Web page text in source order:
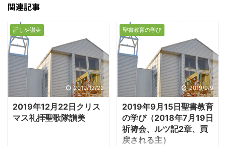
関連記事
証しや讃美
2019/12/22
2019年12月22日クリス
マス礼拝聖歌隊讃美
聖書教育の学び
2019/9/9
2019年9月15日聖書教育
の学び（2018年7月19日
祈祷会、ルツ記2章、買
戻される主）